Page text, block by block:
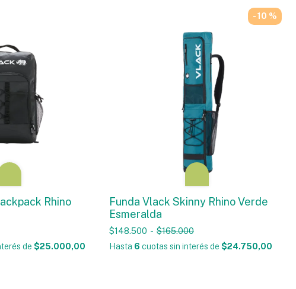
Rhino
de $25.000,00
- 10 %
Funda Vlack Skinny Rhino Verde
Esmeralda
$148.500 - $165.000
Hasta 6 cuotas sin interés de $24.750,00